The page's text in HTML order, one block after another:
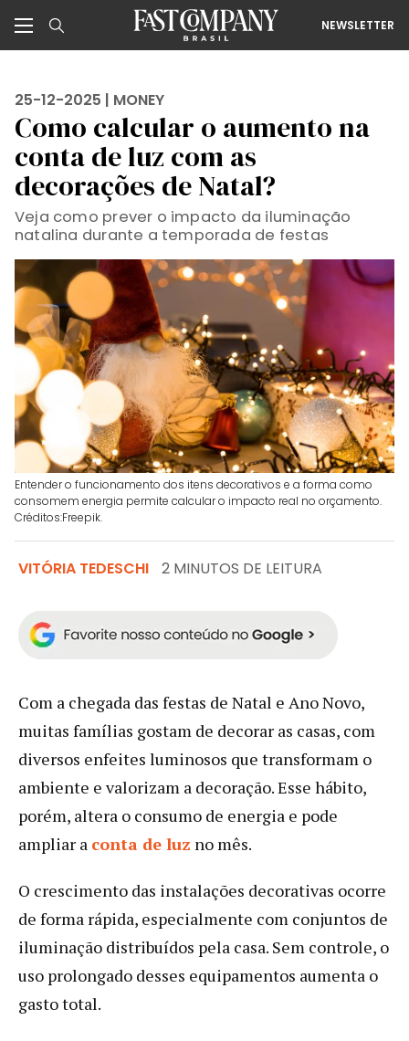
NEWSLETTER
25-12-2025 | MONEY
Como calcular o aumento na
conta de luz com as
decorações de Natal?
Veja como prever o impacto da iluminação
natalina durante a temporada de festas
Entender o funcionamento dos itens decorativos e a forma como
consomem energia permite calcular o impacto real no orçamento.
Créditos:Freepik.
VITÓRIA TEDESCHI 2 MINUTOS DE LEITURA
Com a chegada das festas de Natal e Ano Novo,
muitas famílias gostam de decorar as casas, com
diversos enfeites luminosos que transformam o
ambiente e valorizam a decoração. Esse hábito,
porém, altera o consumo de energia e pode
ampliar a conta de luz no mês.
O crescimento das instalações decorativas ocorre
de forma rápida, especialmente com conjuntos de
iluminação distribuídos pela casa. Sem controle, o
uso prolongado desses equipamentos aumenta o
gasto total.